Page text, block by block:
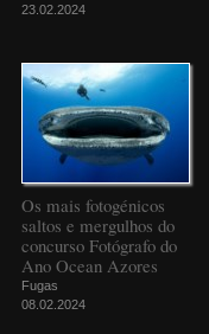
23.02.2024
Os mais fotogénicos
saltos e mergulhos do
concurso Fotógrafo do
Ano Ocean Azores
Fugas
08.02.2024